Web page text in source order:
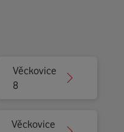
Věckovice
8
Věckovice